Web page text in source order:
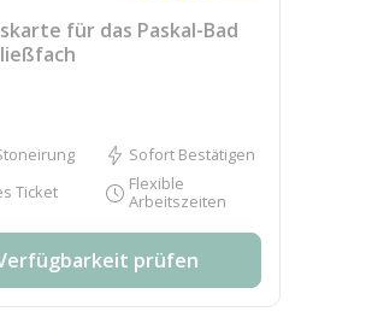
für das Paskal-Bad
Sofort Bestätigen
Ticket
Flexible
Arbeitszeiten
prüfen